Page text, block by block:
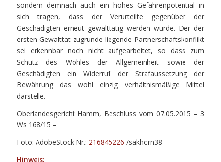
sondern demnach auch ein hohes Gefahrenpotential in
sich tragen, dass der Verurteilte gegenüber der
Geschädigten erneut gewalttätig werden würde. Der der
ersten Gewalttat zugrunde liegende Partnerschaftskonflikt
sei erkennbar noch nicht aufgearbeitet, so dass zum
Schutz des Wohles der Allgemeinheit sowie der
Geschädigten ein Widerruf der Strafaussetzung der
Bewährung das wohl einzig verhältnismäßige Mittel
darstelle.
Oberlandesgericht Hamm, Beschluss vom 07.05.2015 – 3
Ws 168/15 –
Foto: AdobeStock Nr.: 216845226 /sakhorn38
Hinweis: